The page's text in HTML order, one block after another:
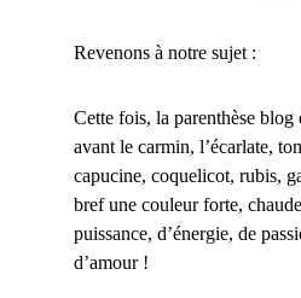
Revenons à notre sujet :
Cette fois, la parenthèse blog
avant le carmin, l’écarlate,
capucine, coquelicot, rubis,
bref une couleur forte,
puissance, d’énergie, de
d’amour !